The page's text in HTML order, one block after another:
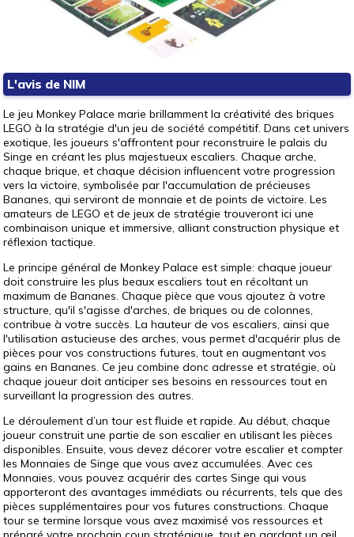
L'avis de NIM
Le jeu Monkey Palace marie brillamment la créativité des briques
LEGO à la stratégie d'un jeu de société compétitif. Dans cet univers
exotique, les joueurs s'affrontent pour reconstruire le palais du
Singe en créant les plus majestueux escaliers. Chaque arche,
chaque brique, et chaque décision influencent votre progression
vers la victoire, symbolisée par l'accumulation de précieuses
Bananes, qui serviront de monnaie et de points de victoire. Les
amateurs de LEGO et de jeux de stratégie trouveront ici une
combinaison unique et immersive, alliant construction physique et
réflexion tactique.
Le principe général de Monkey Palace est simple: chaque joueur
doit construire les plus beaux escaliers tout en récoltant un
maximum de Bananes. Chaque pièce que vous ajoutez à votre
structure, qu'il s'agisse d'arches, de briques ou de colonnes,
contribue à votre succès. La hauteur de vos escaliers, ainsi que
l'utilisation astucieuse des arches, vous permet d'acquérir plus de
pièces pour vos constructions futures, tout en augmentant vos
gains en Bananes. Ce jeu combine donc adresse et stratégie, où
chaque joueur doit anticiper ses besoins en ressources tout en
surveillant la progression des autres.
Le déroulement d’un tour est fluide et rapide. Au début, chaque
joueur construit une partie de son escalier en utilisant les pièces
disponibles. Ensuite, vous devez décorer votre escalier et compter
les Monnaies de Singe que vous avez accumulées. Avec ces
Monnaies, vous pouvez acquérir des cartes Singe qui vous
apporteront des avantages immédiats ou récurrents, tels que des
pièces supplémentaires pour vos futures constructions. Chaque
tour se termine lorsque vous avez maximisé vos ressources et